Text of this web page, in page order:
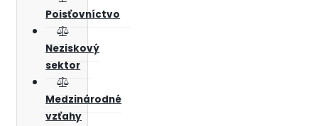
Poisťovníctvo
Neziskový
sektor
Medzinárodné
vzťahy